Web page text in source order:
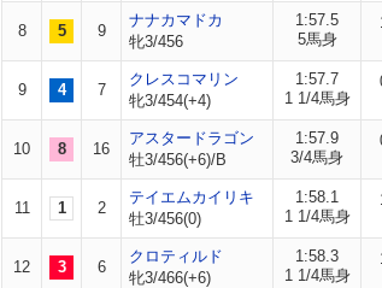
8 5 9
ナナカマドカ
牝3/456
1:57.5
5馬身
9 4 7
クレスコマリン
牝3/454(+4)
1:57.7
1 1/4馬身
10 8 16
アスタードラゴン
牡3/456(+6)/B
1:57.9
3/4馬身
11 1 2
テイエムカイリキ
牡3/456(0)
1:58.1
1 1/4馬身
12 3 6
クロティルド
牝3/466(+6)
1:58.3
1 1/4馬身